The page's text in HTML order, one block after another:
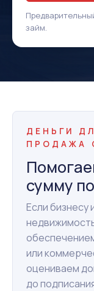
займ.
ДЕНЬГИ
ПРОДАЖА
сумму
Если бизнесу
или
оцениваем
до